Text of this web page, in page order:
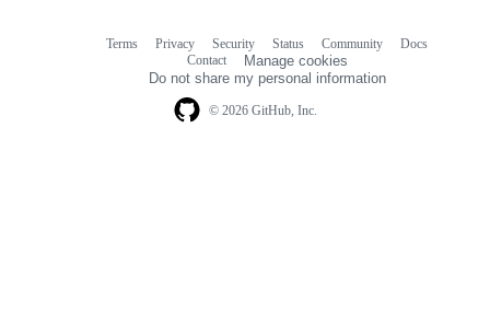
© 2026 GitHub, Inc.
Terms Privacy Security Status Community
Docs
Contact
Manage cookies
Do not share my personal information